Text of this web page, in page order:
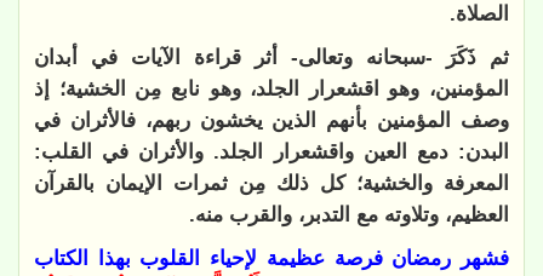
الصلاة.
ثم ذَكَرَ -سبحانه وتعالى- أثر قراءة الآيات في أبدان
المؤمنين، وهو اقشعرار الجلد، وهو نابع مِن الخشية؛ إذ
وصف المؤمنين بأنهم الذين يخشون ربهم، فالأثران في
البدن: دمع العين واقشعرار الجلد. والأثران في القلب:
المعرفة والخشية؛ كل ذلك مِن ثمرات الإيمان بالقرآن
العظيم، وتلاوته مع التدبر، والقرب منه.
فشهر رمضان فرصة عظيمة لإحياء القلوب بهذا الكتاب